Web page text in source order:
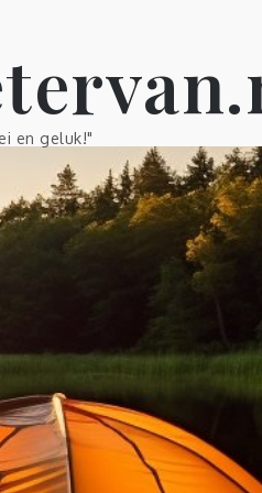
en geluk!"